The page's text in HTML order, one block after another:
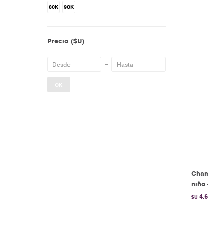
niño
$U
80K 90K
Precio ($U)
OK